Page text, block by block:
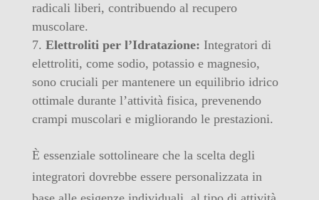
radicali liberi, contribuendo al recupero
muscolare.
Elettroliti per l’Idratazione: Integratori di
elettroliti, come sodio, potassio e magnesio,
sono cruciali per mantenere un equilibrio idrico
ottimale durante l’attività fisica, prevenendo
crampi muscolari e migliorando le prestazioni.
È essenziale sottolineare che la scelta degli
integratori dovrebbe essere personalizzata in